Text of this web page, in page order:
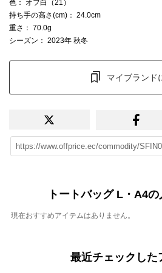
色 ： オフ白（21）
持ち手の高さ(cm) ： 24.0cm
重さ ： 70.0g
シーズン ： 2023年 秋冬
マイブランド
トートバッグ L・A4
現在おすすめアイテムはありません。
最近チェックした